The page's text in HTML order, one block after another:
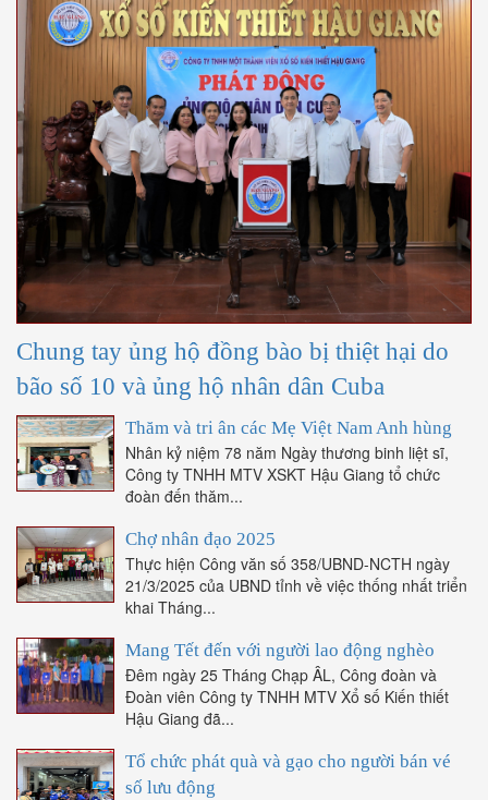
Chung tay ủng hộ đồng bào bị thiệt hại do
bão số 10 và ủng hộ nhân dân Cuba
Thăm và tri ân các Mẹ Việt Nam Anh hùng
Nhân kỷ niệm 78 năm Ngày thương binh liệt sĩ,
Công ty TNHH MTV XSKT Hậu Giang tổ chức
đoàn đến thăm...
Chợ nhân đạo 2025
Thực hiện Công văn số 358/UBND-NCTH ngày
21/3/2025 của UBND tỉnh về việc thống nhất triển
khai Tháng...
Mang Tết đến với người lao động nghèo
Đêm ngày 25 Tháng Chạp ÂL, Công đoàn và
Đoàn viên Công ty TNHH MTV Xổ số Kiến thiết
Hậu Giang đã...
Tổ chức phát quà và gạo cho người bán vé
số lưu động